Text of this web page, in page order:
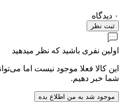
۰ دیدگاه
ثبت نظر
اولین نفری باشید که نظر میدهید
این کالا فعلا موجود نیست اما
شما خبر دهیم.
موجود شد به من اطلاع بده